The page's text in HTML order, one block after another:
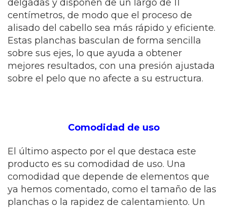
delgadas y disponen de un largo de 11
centímetros, de modo que el proceso de
alisado del cabello sea más rápido y eficiente.
Estas planchas basculan de forma sencilla
sobre sus ejes, lo que ayuda a obtener
mejores resultados, con una presión ajustada
sobre el pelo que no afecte a su estructura.
Comodidad de uso
El último aspecto por el que destaca este
producto es su comodidad de uso. Una
comodidad que depende de elementos que
ya hemos comentado, como el tamaño de las
planchas o la rapidez de calentamiento. Un